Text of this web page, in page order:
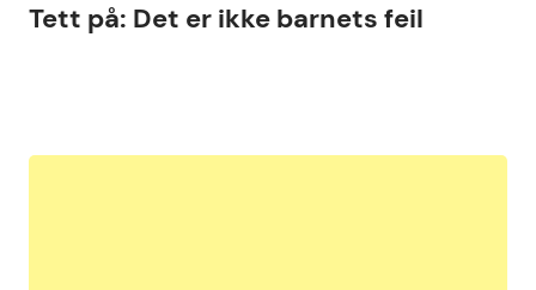
Tett på: Det er ikke barnets feil